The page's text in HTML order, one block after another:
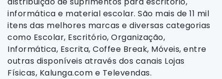
informática e material escolar. São mais de 11 mil
itens das melhores marcas e diversas categorias
como Escolar, Escritório, Organização,
Informática, Escrita, Coffee Break, Móveis, entre
outras disponíveis através dos canais Lojas
Físicas, Kalunga.com e Televendas.